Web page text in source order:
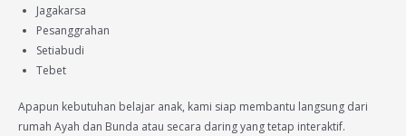
Jagakarsa
Pesanggrahan
Setiabudi
Tebet
Apapun kebutuhan belajar anak, kami siap membantu langsung dari
rumah Ayah dan Bunda atau secara daring yang tetap interaktif.